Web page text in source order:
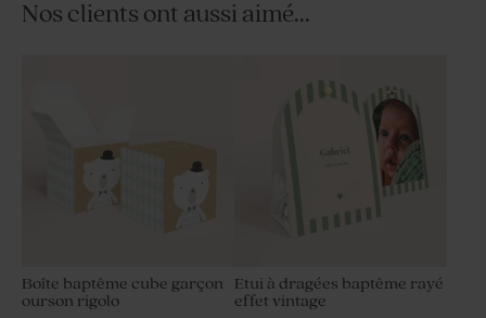
Nos clients ont aussi aimé...
Boîte baptême cube garçon
ourson rigolo
Etui à dragées baptême rayé
effet vintage